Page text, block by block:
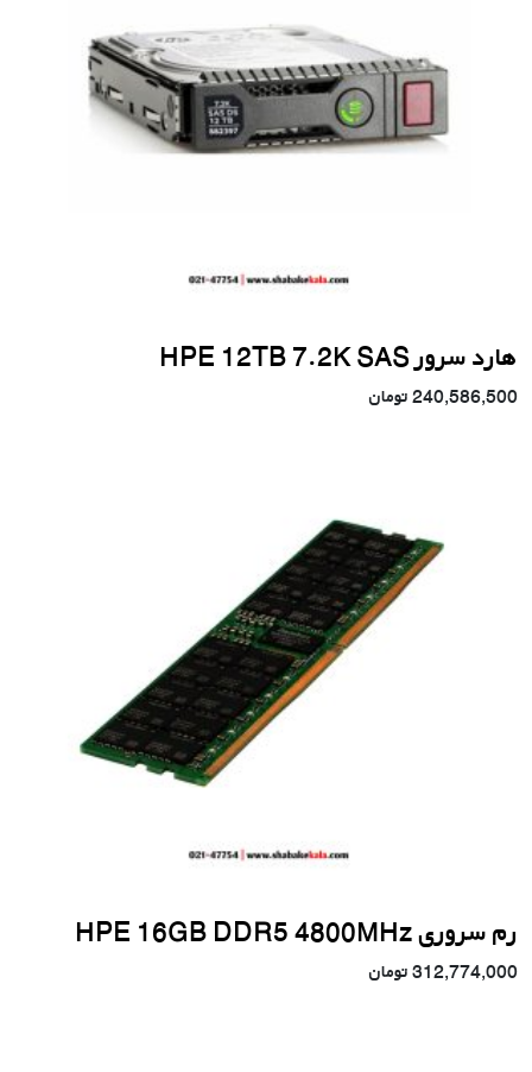
هارد سرور HPE 12TB 7.2K SAS
240,586,500تومان
رم سروری HPE 16GB DDR5 4800MHz
312,774,000تومان